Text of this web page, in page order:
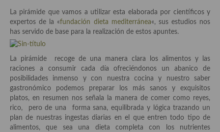
Ocio – restaurantes, bares, tabernas
Viajes eno-gastro-turísticos
En El Candelero
Las opiniones de la «Cocinera»
Prensa
Recetas
La pirámide que vamos a utilizar esta elaborada por científicos y
expertos de la «fundación dieta mediterránea«, sus estudios nos
has servido de base para la realización de estos apuntes.
La pirámide recoge de una manera clara los alimentos y las
raciones a consumir cada día ofreciéndonos un abanico de
posibilidades inmenso y con nuestra cocina y nuestro saber
gastronómico podemos preparar los más sanos y exquisitos
platos, en resumen nos señala la manera de comer como reyes,
rico, pero de una forma sana, equilibrada y lógica trazando un
plan de nuestras ingestas diarias en el que entren todo tipo de
alimentos, que sea una dieta completa con los nutrientes